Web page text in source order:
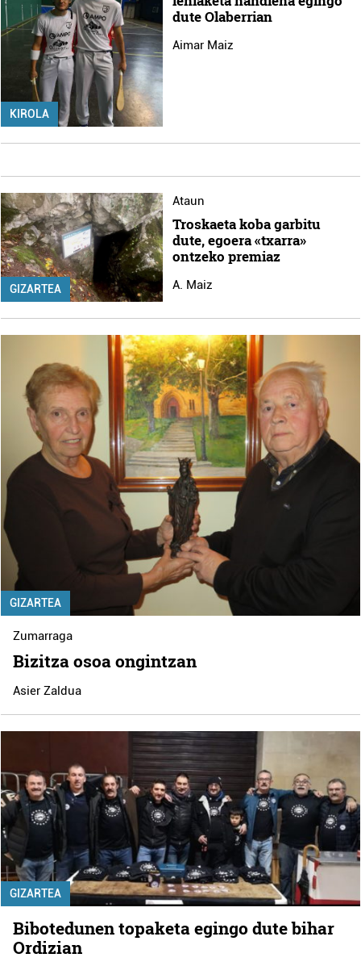
KIROLA
dute Olaberrian
Aimar Maiz
GIZARTEA
Ataun
Troskaeta koba garbitu
dute, egoera «txarra»
ontzeko premiaz
A. Maiz
GIZARTEA
Zumarraga
Bizitza osoa ongintzan
Asier Zaldua
GIZARTEA
Bibotedunen topaketa egingo dute bihar
Ordizian